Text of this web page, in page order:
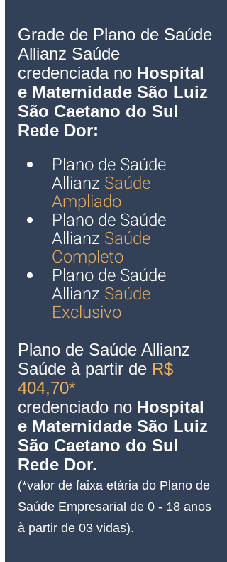
Grade de Plano de Saúde
Allianz Saúde
credenciada no Hospital
e Maternidade São Luiz
São Caetano do Sul
Rede Dor:
Plano de Saúde
Allianz Saúde
Ampliado
Plano de Saúde
Allianz Saúde
Completo
Plano de Saúde
Allianz Saúde
Exclusivo
Plano de Saúde Allianz
Saúde à partir de R$
404,70*
credenciado no Hospital
e Maternidade São Luiz
São Caetano do Sul
Rede Dor.
(*valor de faixa etária do Plano de
Saúde Empresarial de 0 - 18 anos
à partir de 03 vidas).